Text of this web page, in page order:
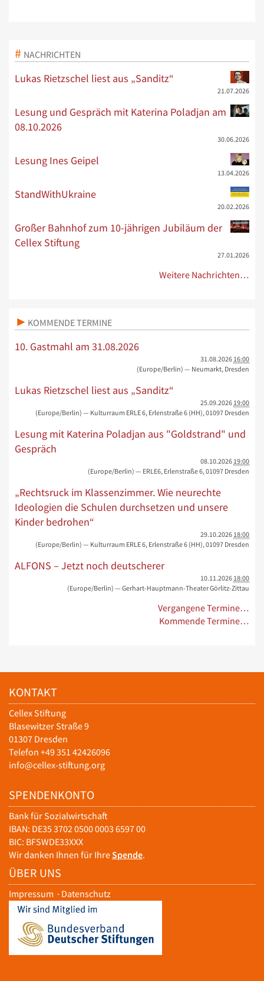
NACHRICHTEN
Lukas Rietzschel liest aus „Sanditz“
21.07.2026
Lesung und Gespräch mit Katerina Poladjan am
08.10.2026
30.06.2026
Lesung Ines Geipel
13.04.2026
StandWithUkraine
20.02.2026
Großer Bahnhof zum 10-jährigen Jubiläum der
Cellex Stiftung
27.01.2026
Weitere Nachrichten…
KOMMENDE TERMINE
10. Gastmahl am 31.08.2026
31.08.2026 16:00
(Europe/Berlin) — Neumarkt, Dresden
Lukas Rietzschel liest aus „Sanditz“
25.09.2026 19:00
(Europe/Berlin) — Kulturraum ERLE 6, Erlenstraße 6 (HH), 01097 Dresden
Lesung mit Katerina Poladjan aus "Goldstrand" und
Gespräch
08.10.2026 19:00
(Europe/Berlin) — ERLE6, Erlenstraße 6, 01097 Dresden
„Rechtsruck im Klassenzimmer. Wie neurechte
Ideologien die Schulen durchsetzen und unsere
Kinder bedrohen“
29.10.2026 18:00
(Europe/Berlin) — Kulturraum ERLE 6, Erlenstraße 6 (HH), 01097 Dresden
ALFONS – Jetzt noch deutscherer
10.11.2026 18:00
(Europe/Berlin) — Gerhart-Hauptmann-Theater Görlitz-Zittau
Vergangene Termine…
Kommende Termine…
KONTAKT
Cellex Stiftung
Blasewitzer Straße 9
01307 Dresden
Telefon +49 351 42426096
info@cellex-stiftung.org
SPENDENKONTO
Bank für Sozialwirtschaft
IBAN: DE35 3702 0500 0003 6597 00
BIC: BFSWDE33XXX
Wir danken Ihnen für IhreSpende.
ÜBER UNS
Impressum · Datenschutz